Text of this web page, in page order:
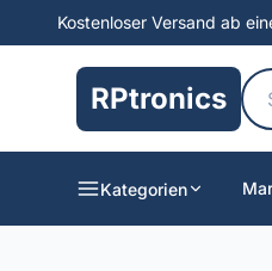
Kostenloser Versand ab
RPtronics
Kategorien